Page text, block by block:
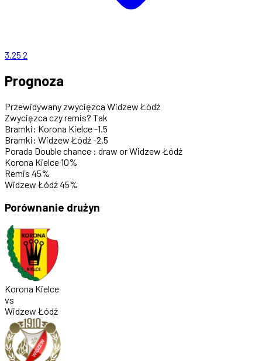
3.25 2
Prognoza
Przewidywany zwycięzca Widzew Łódź
Zwycięzca czy remis? Tak
Bramki: Korona Kielce-1.5
Bramki: Widzew Łódź-2.5
Porada Double chance : draw or Widzew Łódź
Korona Kielce10%
Remis 45%
Widzew Łódź45%
Porównanie drużyn
Korona Kielce
vs
Widzew Łódź